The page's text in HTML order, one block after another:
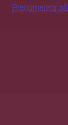
Prenumerera